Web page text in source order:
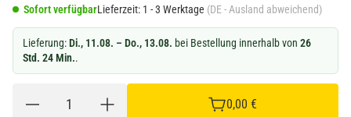
Sofort verfügbarLieferzeit: 1 - 3 Werktage (DE - Ausland abweichend)
Lieferung:Di., 11.08. – Do., 13.08. bei Bestellung innerhalb von 26
Std. 24 Min..
0,00 €